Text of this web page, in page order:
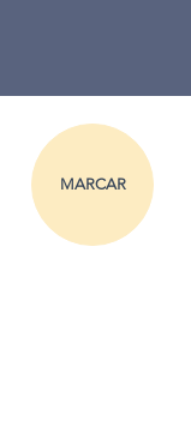
MARCAR